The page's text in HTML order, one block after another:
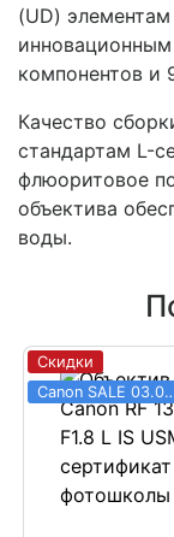
(UD)
компонентов и
Качество
стандартам L-
флюоритовое
объектива
воды.
Скидки
Canon SALE